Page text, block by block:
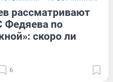
рассматривают
Федяева по
скоро ли
6